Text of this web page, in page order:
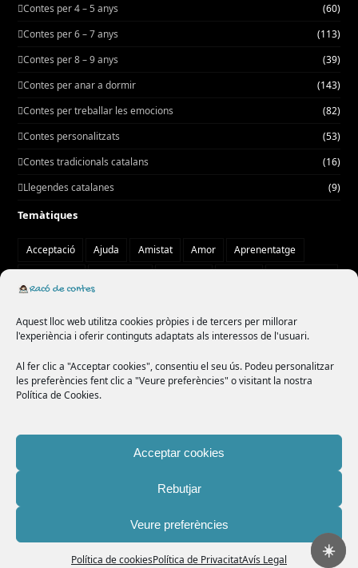
☀️
Aquest lloc web utilitza cookies pròpies i de tercers per millorar
l'experiència i oferir continguts adaptats als interessos de l'usuari.
Al fer clic a "Acceptar cookies", consentiu el seu ús. Podeu personalitzar
les preferències fent clic a "Veure preferències" o visitant la nostra
Política de Cookies.
Acceptar cookies
Rebutjar
Veure preferències
Política de cookiesPolítica de PrivacitatAvís Legal
Contes per 4 – 5 anys
(60)
Contes per 6 – 7 anys
(113)
Contes per 8 – 9 anys
(39)
Contes per anar a dormir
(143)
Contes per treballar les emocions
(82)
Contes personalitzats
(53)
Contes tradicionals catalans
(16)
Llegendes catalanes
(9)
Temàtiques
Acceptació Ajuda Amistat Amor
Aprenentatge
curiositat
diversitat drac emocions
empatia
generositat
humilitat imaginació lleó llop
misteri
respecte
responsabilitat solidaritat superació
tradició
CopyrightRacó de contes2026 - Tots els drets reservats -Política de
privacitat-Avís legal-Política de cookies